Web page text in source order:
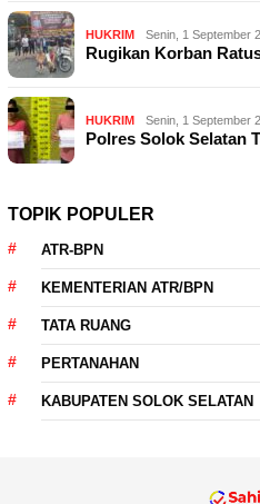
HUKRIM Senin, 1 September
Rugikan Korban
HUKRIM Senin, 1 September
Polres Solok Selatan
TOPIK POPULER
ATR-BPN
KEMENTERIAN ATR/BPN
TATA RUANG
PERTANAHAN
KABUPATEN SOLOK SELATAN